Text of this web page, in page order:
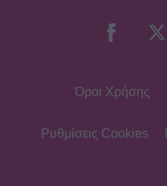
Όροι Χρήσης
Ρυθμίσεις Cookies